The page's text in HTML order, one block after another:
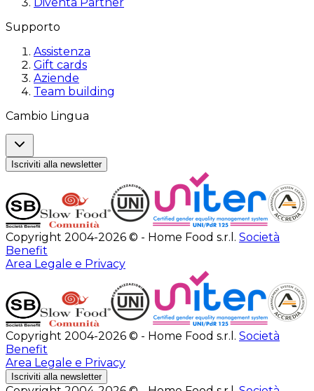
Supporto
Assistenza
Gift cards
Aziende
Team building
Cambio Lingua
Iscriviti alla newsletter
Copyright 2004-2026 © - Home Food s.r.l. Società
Benefit
Area Legale e Privacy
Copyright 2004-2026 © - Home Food s.r.l. Società
Benefit
Area Legale e Privacy
Iscriviti alla newsletter